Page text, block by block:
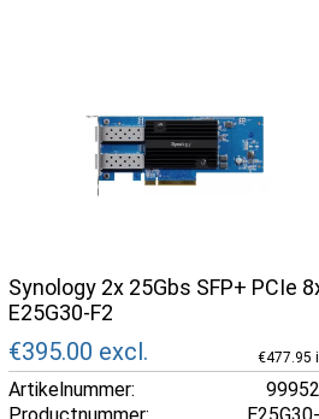
Synology 2x 25Gbs SFP+ PCIe
E25G30-F2
€395.00 excl. €477.95
Artikelnummer: